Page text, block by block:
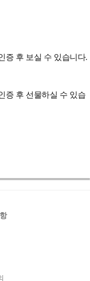
증 후 보실 수 있습니다.
증 후 선물하실 수 있습